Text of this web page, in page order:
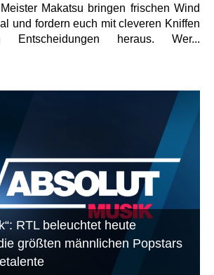
Makatsu bringen frischen Wind
und fordern euch mit cleveren Kniffen
Entscheidungen heraus. Wer...
RTL beleuchtet heute
größten männlichen Popstars